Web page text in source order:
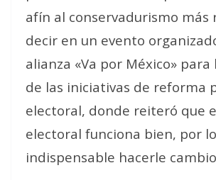
afín al conservadurismo más
decir en un evento
alianza «Va por México» para
de las iniciativas de reforma
electoral, donde reiteró que
electoral funciona bien, por
indispensable hacerle